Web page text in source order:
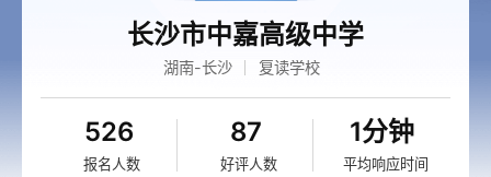
长沙市中嘉高级中学
湖南-长沙 复读学校
526
报名人数
87
好评人数
1分钟
平均响应时间